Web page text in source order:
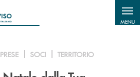
MENU
SOCI TERRITORIO